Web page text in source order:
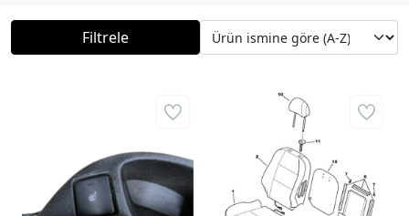
Filtrele